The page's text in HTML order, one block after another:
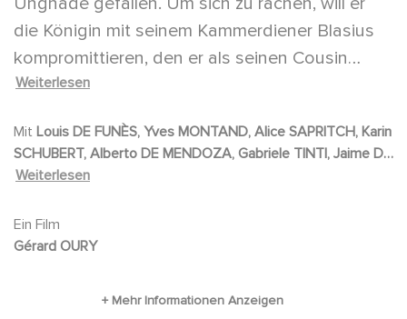
die Königin mit seinem Kammerdiener Blasius
kompromittieren, den er als seinen Cousin
ausgibt. Aber der arme Blasius muss sich schon
herumschlagen, die unsterblich in ihn verliebt ist
und großen Eifer an den Tag legt. Eine rasante
Sapritch.
Weiterlesen
Mit
SCHUBERT, Alberto DE MENDOZA, Gabriele TINTI, Jaime DE
MORA, Venantino VENANTINI, Antonio PICA, Angel DEL
PRÉBOIST, Salvatore BORGHÈSE, Eduardo FAJARDO, Astrid
Weiterlesen
Ein Film
Gérard OURY